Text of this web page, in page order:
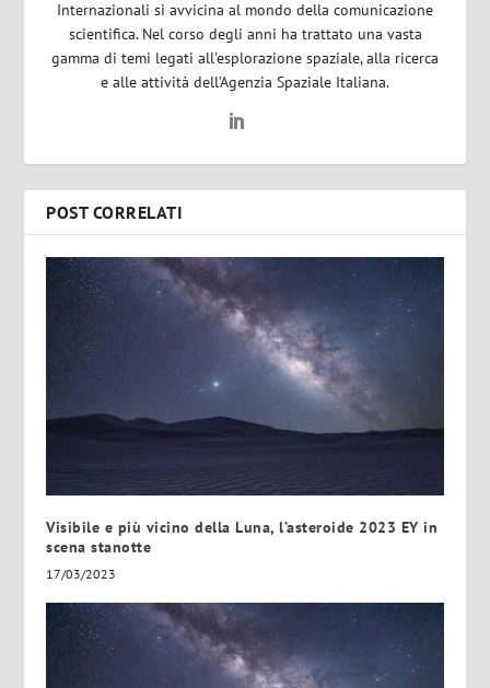
Internazionali si avvicina al mondo della comunicazione
scientifica. Nel corso degli anni ha trattato una vasta
gamma di temi legati all'esplorazione spaziale, alla ricerca
e alle attività dell’Agenzia Spaziale Italiana.
POST CORRELATI
Visibile e più vicino della Luna, l’asteroide 2023 EY in
scena stanotte
17/03/2023